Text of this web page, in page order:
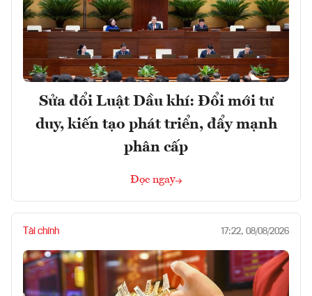
Sửa đổi Luật Dầu khí: Đổi mới tư
duy, kiến tạo phát triển, đẩy mạnh
phân cấp
Đọc ngay
Tài chính 17:22, 08/08/2026